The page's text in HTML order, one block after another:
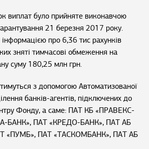
виплат було прийняте виконавчою
21 березня 2017 року.
про 6,36 тис рахунків
зняті тимчасові обмеження на
суму 180,25 млн грн.
з допомогою Автоматизованої
банків-агентів, підключених до
Фонду, а саме: ПАТ КБ «ПРАВЕКС-
БАНК», ПАТ «КРЕДО-БАНК», ПАТ АБ
«ПУМБ», ПАТ «ТАСКОМБАНК», ПАТ АБ